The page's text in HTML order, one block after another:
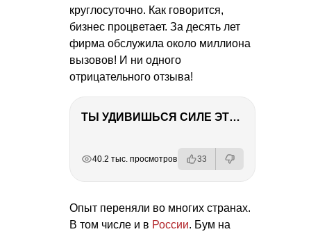
круглосуточно. Как говорится,
бизнес процветает. За десять лет
фирма обслужила около миллиона
вызовов! И ни одного
отрицательного отзыва!
ТЫ УДИВИШЬСЯ СИЛЕ ЭТО ЧЕЛОВЕКА! Блог о нашей поездке в Вышний Волочек
40.2 тыс. просмотров 33
Опыт переняли во многих странах.
В том числе и в России. Бум на